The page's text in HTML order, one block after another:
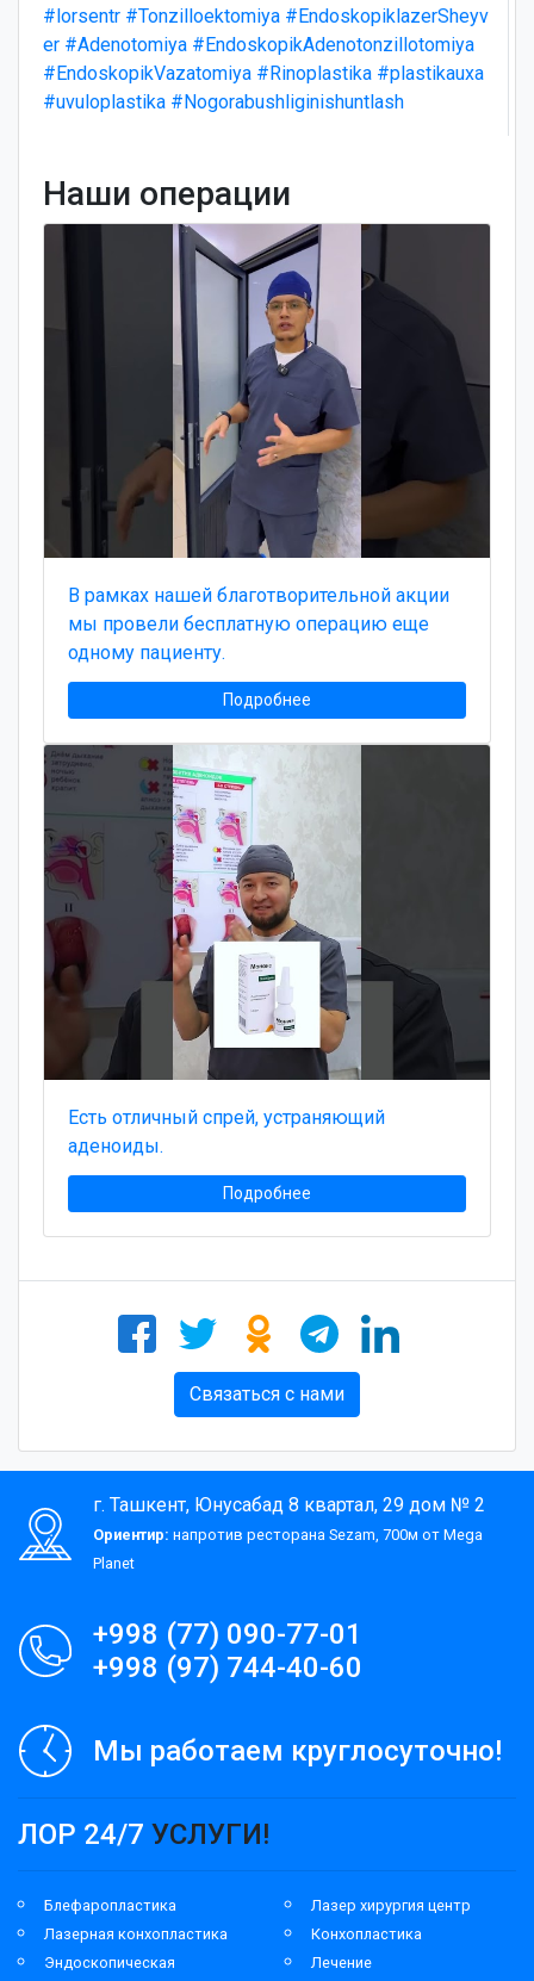
#lorsentr #Tonzilloektomiya #EndoskopiklazerSheyv
er #Adenotomiya #EndoskopikAdenotonzillotomiya
#EndoskopikVazatomiya #Rinoplastika #plastikauxa
#uvuloplastika #Nogorabushliginishuntlash
Наши операции
В рамках нашей благотворительной акции
мы провели бесплатную операцию еще
одному пациенту.
Подробнее
Есть отличный спрей, устраняющий
аденоиды.
Подробнее
Связаться с нами
г. Ташкент, Юнусабад 8 квартал, 29 дом № 2
Ориентир: напротив ресторана Sezam, 700м от Mega
Planet
+998 (77) 090-77-01
+998 (97) 744-40-60
Мы работаем круглосуточно!
ЛОР 24/7 УСЛУГИ!
Блефаропластика
Лазер хирургия центр
Лазерная конхопластика
Конхопластика
Эндоскопическая
Лечение